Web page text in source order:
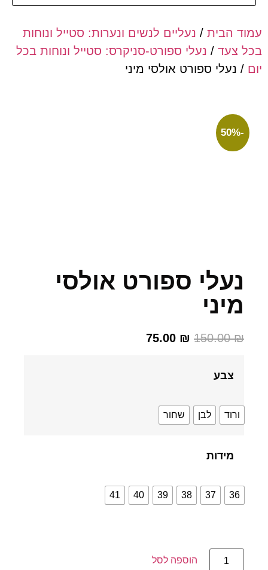
הבית /נעליים לנשים ונערות: סטייל ונוחות
/נעלי ספורט-סניקרס: סטייל ונוחות בכל
ספורט אולסי מיני
ספורט אולסי
150.00
75.00₪
לבן שחור
37
38
39
40
41
הוספה לסל